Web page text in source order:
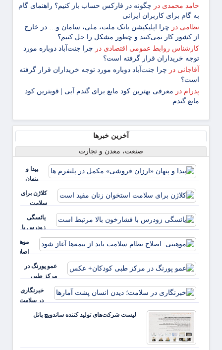
حامد محمدی در چگونه در فارکس حساب باز کنیم؟ راهنمای گام
‌به ‌گام برای کاربران ایرانی
نظامی در چرا اپلیکیشن بانک ملت، ملی، سامان و… در خارج
از کشور کار نمی‌کنند و چطور مشکل را حل کنیم؟
کارشناس روابط عمومی اقتصادی در چرا جنت‌آباد دوباره مورد
توجه خریداران قرار گرفته است؟
آقاجانی در چرا جنت‌آباد دوباره مورد توجه خریداران قرار گرفته
است؟
پدرام در معرفی بهترین کود مایع برای گندم آبی | قویترین کود
مایع گندم
آخرین خبرها
صنعت، معدن و تجارت
پیدا و
پنهان
فروشی»
پلتفرم ها
کلاژن برای
سلامت
استخوان
زنان مفید
یائسگی
زودرس با
فشارخون
بالا مرتبط
موهبتی:
اصلاح
سلامت
بیمه‌ها
آغاز شود
عمو پورنگ در
مرکز طبی
کودکان+ عکس
خبرنگاری
در سلامت؛
انسان
لیست شرکت‌های تولید کننده ساندویچ پانل